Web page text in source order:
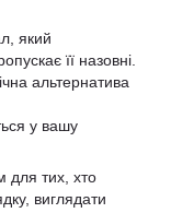
який
її назовні.
альтернатива
у вашу
для тих, хто
виглядати